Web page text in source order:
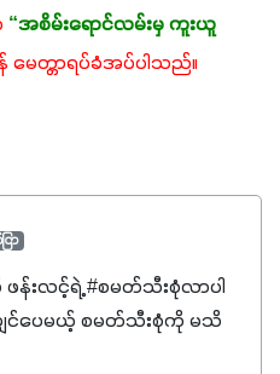
“အစိမ်းရောင်လမ်းမှ ကူးယူ
မေတ္တာရပ်ခံအပ်ပါသည်။
ြာ
န်းလင့်ရဲ့ #စမတ်သီးစုံလာပါ
ျင်ပေမယ့် စမတ်သီးစုံကို မသိ
တ်‌ပေးပါ #စမတ်သီးစုံဆိုတာ